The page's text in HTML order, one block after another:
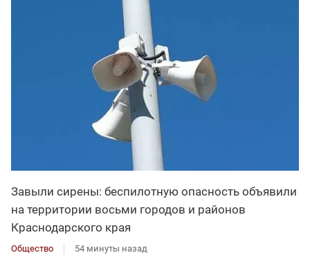
Завыли сирены: беспилотную опасность объявили
на территории восьми городов и районов
Краснодарского края
Общество 54 минуты назад